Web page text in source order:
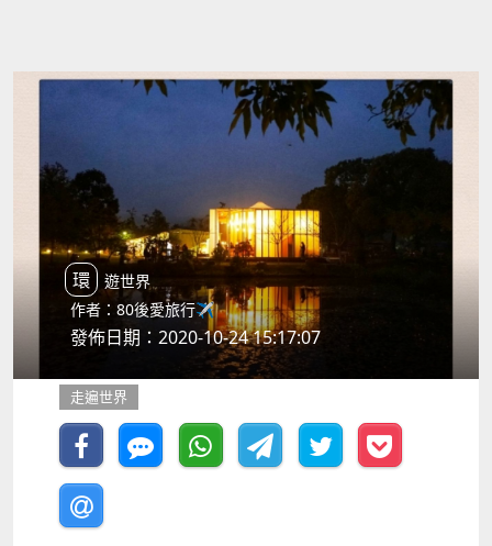
環遊世界
作者：80後愛旅行✈️
發佈日期：2020-10-24 15:17:07
走遍世界